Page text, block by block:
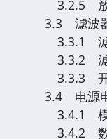
3.2.5 放
3.3 滤波
3.3.1 滤
3.3.2 滤
3.3.3 开
3.4 电源
3.4.1 模
3.4.2 数